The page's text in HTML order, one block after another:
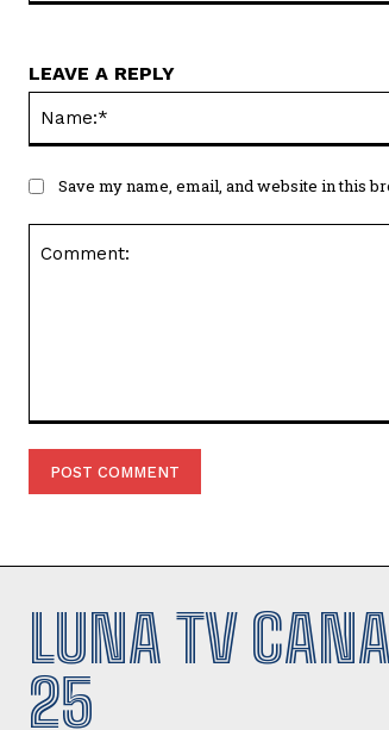
LEAVE A REPLY
Save my name, email, and website in this
LUNA TV
25